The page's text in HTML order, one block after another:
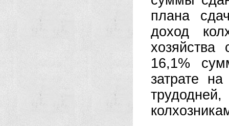
плана
доход
16,1%
затрате